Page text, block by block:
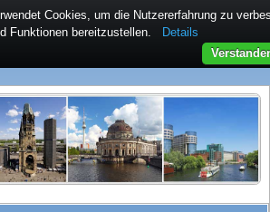
Cookies, um die Nutzererfahrung zu
Funktionen bereitzustellen.
Details